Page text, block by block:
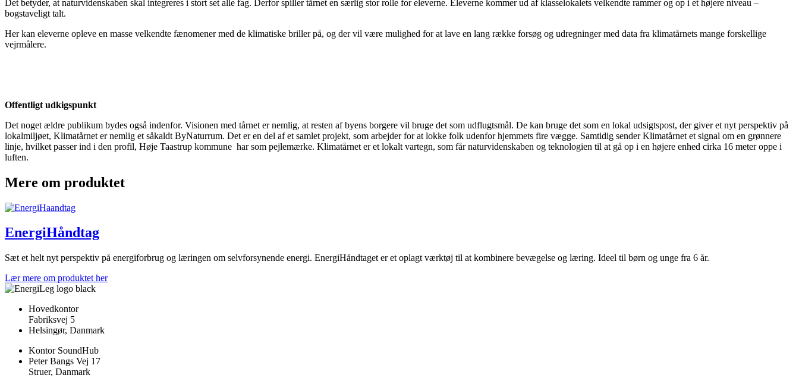
Det betyder, at naturvidenskaben skal integreres i stort set alle fag. Derfor spiller tårnet en særlig stor rolle for eleverne. Eleverne kommer ud af klasselokalets velkendte rammer og op i et højere niveau –
bogstaveligt talt.
Her kan eleverne opleve en masse velkendte fænomener med de klimatiske briller på, og der vil være mulighed for at lave en lang række forsøg og udregninger med data fra klimatårnets mange forskellige
vejrmålere.
Offentligt udkigspunkt
Det noget ældre publikum bydes også indenfor. Visionen med tårnet er nemlig, at resten af byens borgere vil bruge det som udflugtsmål. De kan bruge det som en lokal udsigtspost, der giver et nyt perspektiv på
lokalmiljøet, Klimatårnet er nemlig et såkaldt ByNaturrum. Det er en del af et samlet projekt, som arbejder for at lokke folk udenfor hjemmets fire vægge. Samtidig sender Klimatårnet et signal om en grønnere
linje, hvilket passer ind i den profil, Høje Taastrup kommune har som pejlemærke. Klimatårnet er et lokalt vartegn, som får naturvidenskaben og teknologien til at gå op i en højere enhed cirka 16 meter oppe i
luften.
Mere om produktet
EnergiHåndtag
Sæt et helt nyt perspektiv på energiforbrug og læringen om selvforsynende energi. EnergiHåndtaget er et oplagt værktøj til at kombinere bevægelse og læring. Ideel til børn og unge fra 6 år.
Lær mere om produktet her
Hovedkontor
Fabriksvej 5
Helsingør, Danmark
Kontor SoundHub
Peter Bangs Vej 17
Struer, Danmark